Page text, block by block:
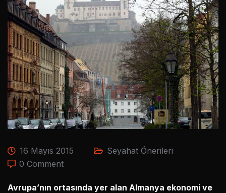
16 Mayıs 2015
Seyahat Önerileri
0 Comment
Avrupa’nın ortasında yer alan Almanya ekonomi ve